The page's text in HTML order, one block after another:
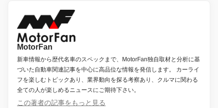
MotorFan
新車情報から歴代名車のスペックまで、MotorFan独自取材と分析に基
づいた自動車関連記事を中心に高品位な情報を発信します。 カーライ
フを楽しむトピックあり、業界動向を探る考察あり、クルマに関わる
全ての人が楽しめるニュースにご期待下さい。
この著者の記事をもっと見る